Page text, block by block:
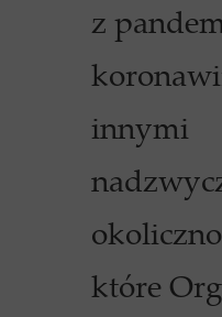
z
innymi
które